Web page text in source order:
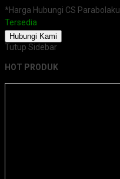
*Harga Hubungi CS Parabolaku
Tersedia
Hubungi Kami
Tutup Sidebar
HOT PRODUK